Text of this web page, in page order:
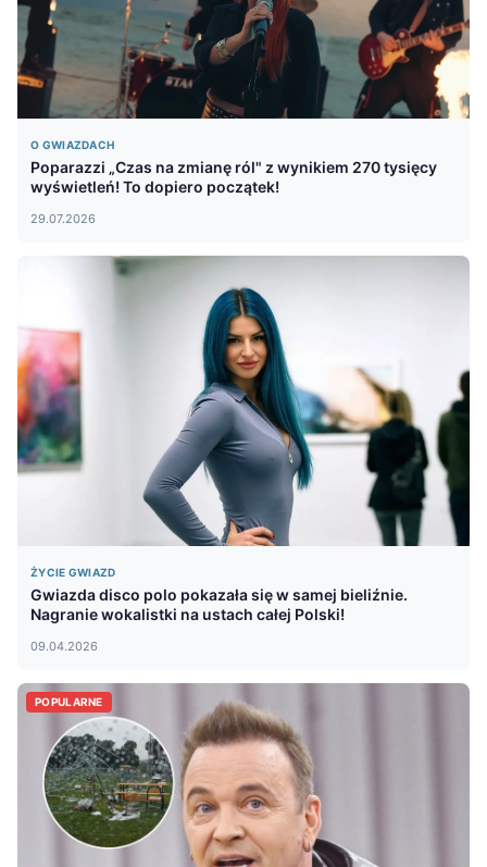
O GWIAZDACH
Poparazzi „Czas na zmianę ról" z wynikiem 270 tysięcy
wyświetleń! To dopiero początek!
29.07.2026
ŻYCIE GWIAZD
Gwiazda disco polo pokazała się w samej bieliźnie.
Nagranie wokalistki na ustach całej Polski!
09.04.2026
POPULARNE